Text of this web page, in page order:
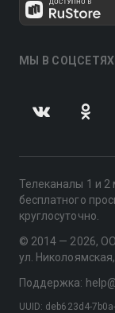
МЫ В СОЦСЕТЯХ
Телеканалы 1 и 2
бесплатного
круглосуточно.
© 2014 — 2026,
ул.
Поддержка:
UUID: deb623d4-